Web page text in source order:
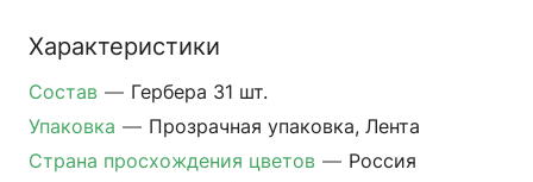
Характеристики
Состав — Гербера 31 шт.
Упаковка — Прозрачная упаковка, Лента
Страна просхождения цветов — Россия